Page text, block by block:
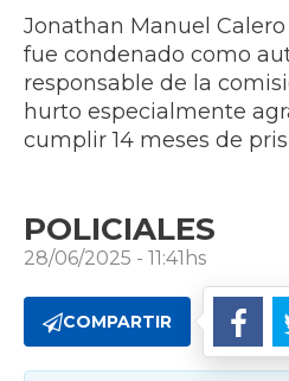
Jonathan Manuel Calero
fue condenado como
responsable de la
hurto especialmente
cumplir 14 meses de
POLICIALES
28/06/2025 - 11:41hs
COMPARTIR